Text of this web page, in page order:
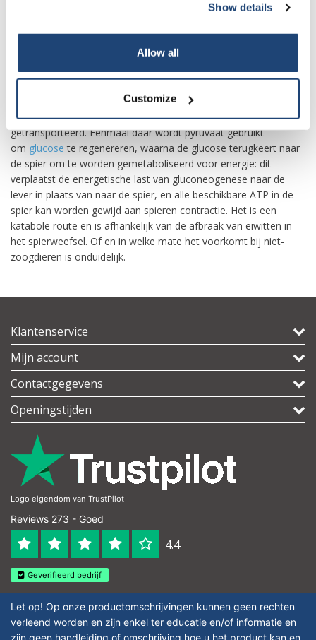
Show details
Allow all
Customize
circulatiesysteem naar de spieren terugkeert. Glutamaat in de
ammonium, dat op zijn beurt deelneemt aan de ureumcyclus
om ureum te vormen dat via de nieren wordt uitgescheiden.
Door de glucose-alaninecyclus kunnen pyruvaat en glutamaat
uit de spieren worden verwijderd en veilig naar de lever worden
getransporteerd. Eenmaal daar wordt pyruvaat gebruikt
om glucose te regenereren, waarna de glucose terugkeert naar
de spier om te worden gemetaboliseerd voor energie: dit
verplaatst de energetische last van gluconeogenese naar de
lever in plaats van naar de spier, en alle beschikbare ATP in de
spier kan worden gewijd aan spieren contractie. Het is een
katabole route en is afhankelijk van de afbraak van eiwitten in
het spierweefsel. Of en in welke mate het voorkomt bij niet-
zoogdieren is onduidelijk.
Klantenservice
Mijn account
Contactgegevens
Openingstijden
Logo eigendom van TrustPilot
Reviews 273 - Goed
4.4
Geverifieerd bedrijf
Let op! Op onze productomschrijvingen kunnen geen rechten
verleend worden en zijn enkel ter educatie en/of informatie en
zijn geen handleiding of omschrijving hoe u het product kan en